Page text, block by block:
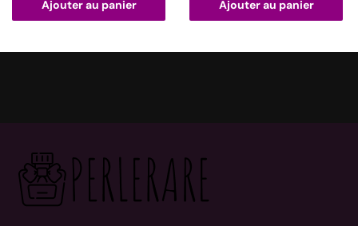
Ajouter au panier Ajouter au panier